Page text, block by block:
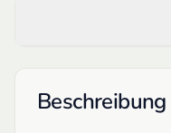
Beschreibung